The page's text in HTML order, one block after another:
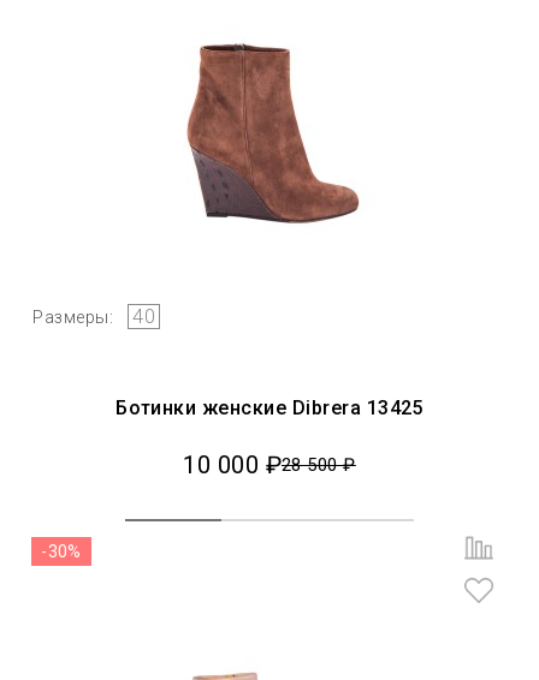
Размеры: 40
Ботинки женские Dibrera 13425
10 000 ₽28 500 ₽
-30%